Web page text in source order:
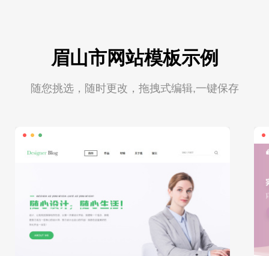
眉山市网站模板示例
随您挑选，随时更改，拖拽式编辑,一键保存